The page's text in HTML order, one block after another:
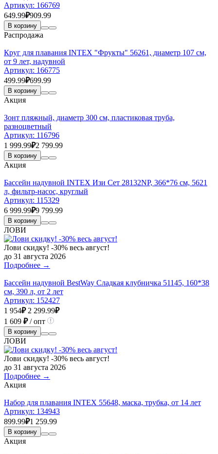
Артикул: 166769
649.99₽909.99
В корзину
Распродажа
Круг для плавания INTEX "Фрукты" 56261, диаметр 107 см,
от 9 лет, надувной
Артикул: 166775
499.99₽699.99
В корзину
Акция
Зонт пляжный, диаметр 300 см, пластиковая труба,
разноцветный
Артикул: 116796
1 999.99₽2 799.99
В корзину
Акция
Бассейн надувной INTEX Изи Сет 28132NP, 366*76 см, 5621
л, фильтр-насос, круглый
Артикул: 115329
6 999.99₽9 799.99
В корзину
ЛОВИ
Лови скидку! -30% весь август!
до 31 августа 2026
Подробнее →
Бассейн надувной BestWay Сладкая клубничка 51145, 160*38
см, 390 л, от 2 лет
Артикул: 152427
1 954₽ 2 299.99₽
1 609 ₽/ опт
В корзину
ЛОВИ
Лови скидку! -30% весь август!
до 31 августа 2026
Подробнее →
Акция
Набор для плавания INTEX 55648, маска, трубка, от 14 лет
Артикул: 134943
899.99₽1 259.99
В корзину
Акция